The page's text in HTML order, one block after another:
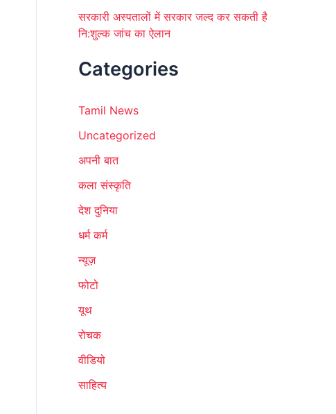
सरकारी अस्पतालों में सरकार जल्द कर सकती है
नि:शुल्क जांच का ऐलान
Categories
Tamil News
Uncategorized
अपनी बात
कला संस्कृति
देश दुनिया
धर्म कर्म
न्यूज़
फोटो
यूथ
रोचक
वीडियो
साहित्य